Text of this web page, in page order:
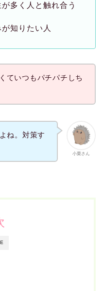
多く人と触れ合う
知りたい人
ていつもパチパチしち
小栗さん
ね。対策す